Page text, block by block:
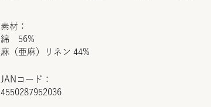
JANコード：
4550287952036
素材：
綿 56%
麻（亜麻）リネン 44%